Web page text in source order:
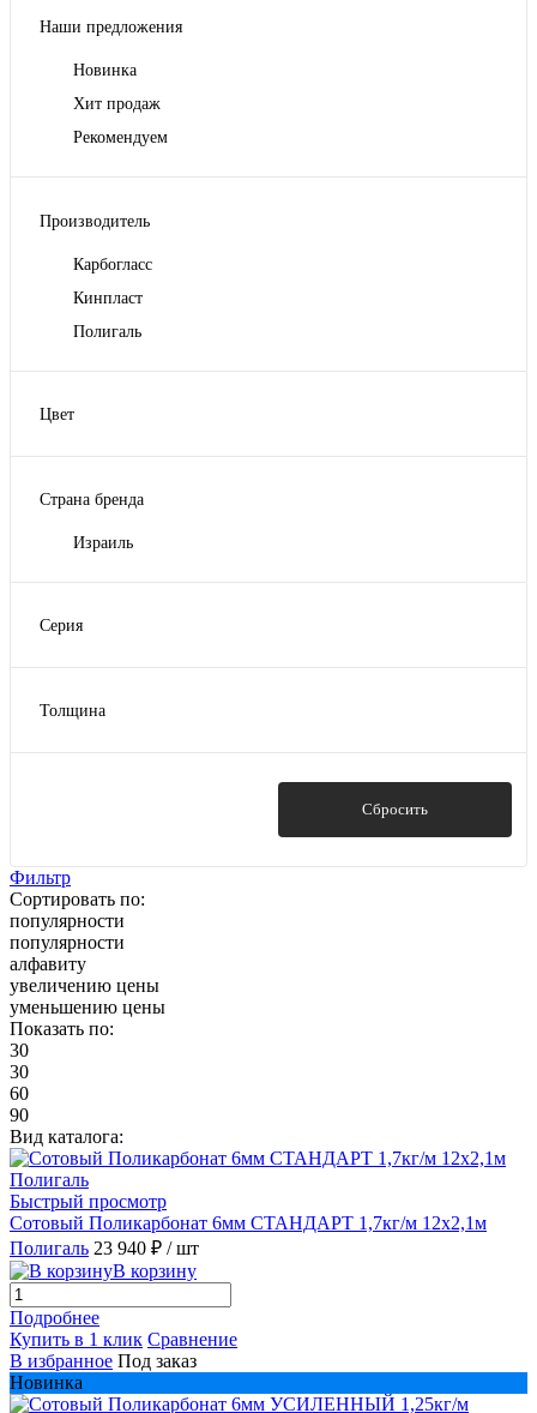
Наши предложения
Новинка
Хит продаж
Рекомендуем
Производитель
Карбогласс
Кинпласт
Полигаль
Цвет
Бронзовый
Голубой
Страна бренда
Израиль
Серия
Практичный
Смарт
Толщина
5
Показать ещё 6
Сбросить
Фильтр
Сортировать по:
популярности
популярности
алфавиту
увеличению цены
уменьшению цены
Показать по:
30
30
60
90
Вид каталога:
Быстрый просмотр
Сотовый Поликарбонат 6мм СТАНДАРТ 1,7кг/м 12х2,1м
Полигаль 23 940 ₽ / шт
В корзину
Подробнее
Купить в 1 клик Сравнение
В избранное Под заказ
Новинка